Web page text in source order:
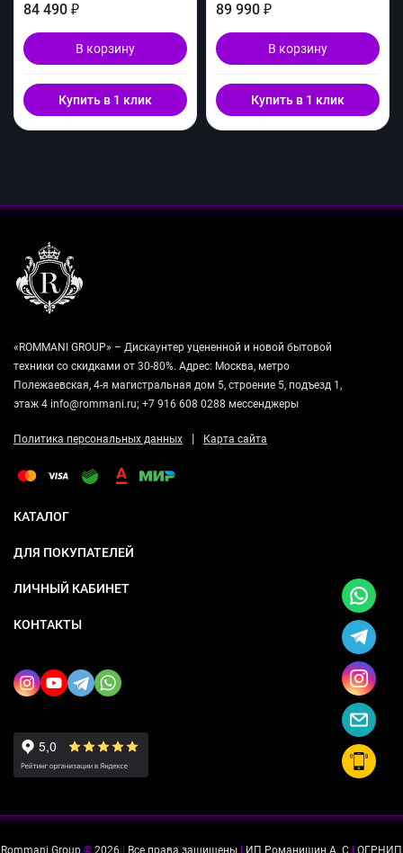
84 490 ₽
В корзину
Купить в 1 клик
89 990 ₽
В корзину
Купить в 1 клик
«ROMMANI GROUP» – Дискаунтер уцененной и новой бытовой
техники со скидками от 30-80%. Адрес: Москва, метро
Полежаевская, 4-я магистральная дом 5, строение 5, подъезд 1,
этаж 4 info@rommani.ru; +7 916 608 0288 мессенджеры
Политика персональных данных | Карта сайта
КАТАЛОГ
ДЛЯ ПОКУПАТЕЛЕЙ
ЛИЧНЫЙ КАБИНЕТ
КОНТАКТЫ